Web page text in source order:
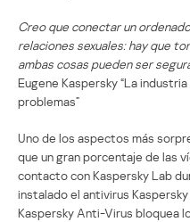
Creo que conectar un
relaciones sexuales: hay que
ambas cosas pueden ser
Eugene Kaspersky “La
problemas”
Uno de los aspectos más
que un gran porcentaje de las
contacto con Kaspersky Lab
instalado el antivirus
Kaspersky Anti-Virus bloquea